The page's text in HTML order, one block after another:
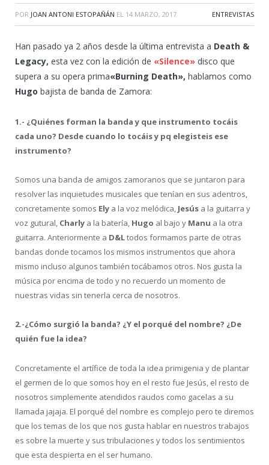
POR JOAN ANTONI ESTOPAÑÁN EL 14 MARZO, 2017 ENTREVISTAS
Han pasado ya 2 años desde la última entrevista a Death &
Legacy, esta vez con la edición de «Silence» disco que
supera a su opera prima«Burning Death», hablamos como
Hugo bajista de banda de Zamora:
1.- ¿Quiénes forman la banda y que instrumento tocáis
cada uno? Desde cuando lo tocáis y pq elegisteis ese
instrumento?
Somos una banda de amigos zamoranos que se juntaron para
resolver las inquietudes musicales que tenían en sus adentros,
concretamente somos Ely a la voz melódica, Jesús a la guitarra y
voz gutural, Charly a la batería, Hugo al bajo y Manu a la otra
guitarra. Anteriormente a D&Ltodos formamos parte de otras
bandas donde tocamos los mismos instrumentos que ahora
mismo incluso algunos también tocábamos otros. Nos gusta la
música por encima de todo y no recuerdo un momento de
nuestras vidas sin tenerla cerca de nosotros.
2.-¿Cómo surgió la banda? ¿Y el porqué del nombre? ¿De
quién fue la idea?
Concretamente el artífice de toda la idea primigenia y de plantar
el germen de lo que somos hoy en el resto fue Jesús, el resto de
nosotros simplemente atendidos raudos como gacelas a su
llamada jajaja. El porqué del nombre es complejo pero te diremos
que los temas de los que nos gusta hablar en nuestros trabajos
es sobre la muerte y sus tribulaciones y todos los sentimientos
que esta despierta en el ser humano.